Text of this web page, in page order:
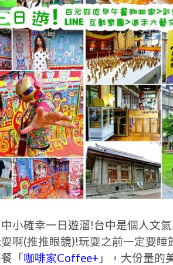
小確幸一日遊溜!台中是個人文
啊(推推眼鏡)!玩耍之前一定要睡
「咖啡家Coffee+ 」，大份量的